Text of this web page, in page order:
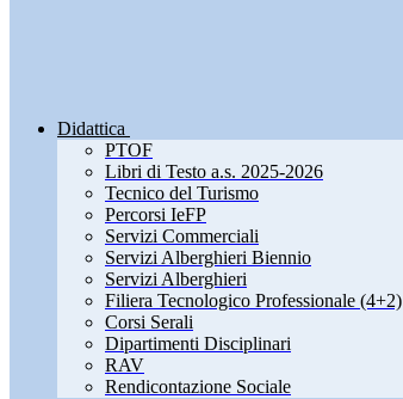
Didattica
PTOF
Libri di Testo a.s. 2025-2026
Tecnico del Turismo
Percorsi IeFP
Servizi Commerciali
Servizi Alberghieri Biennio
Servizi Alberghieri
Filiera Tecnologico Professionale (4+2)
Corsi Serali
Dipartimenti Disciplinari
RAV
Rendicontazione Sociale